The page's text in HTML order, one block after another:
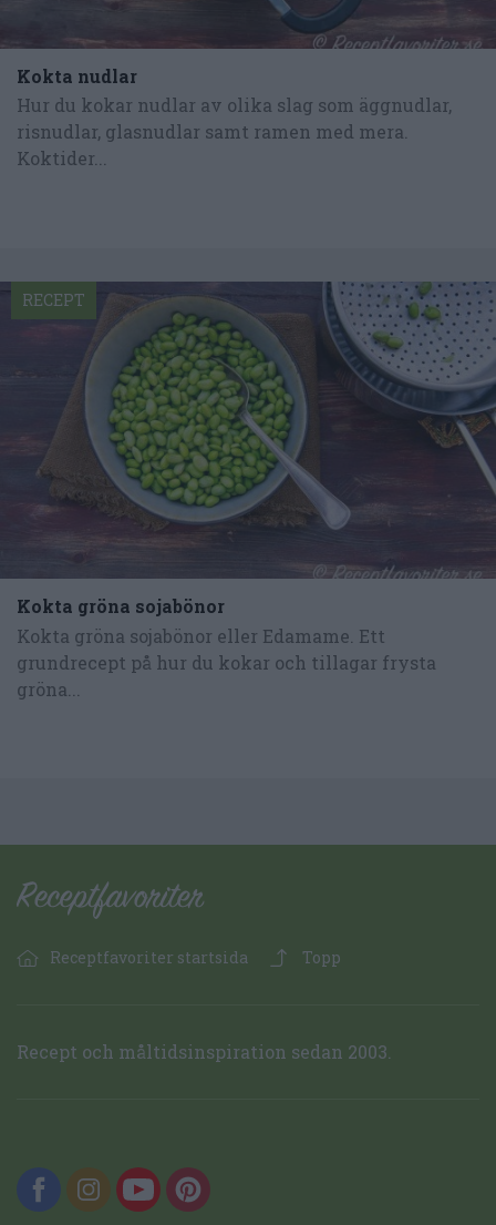
Kokta nudlar
Hur du kokar nudlar av olika slag som äggnudlar,
risnudlar, glasnudlar samt ramen med mera.
Koktider...
Kokta gröna sojabönor
Kokta gröna sojabönor eller Edamame. Ett
grundrecept på hur du kokar och tillagar frysta
gröna...
RECEPT
Receptfavoriter startsida Topp
Recept och måltidsinspiration sedan 2003.